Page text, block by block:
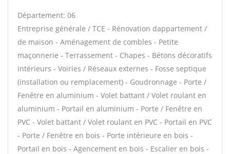
Département: 06
Entreprise générale / TCE - Rénovation dappartement /
de maison - Aménagement de combles - Petite
maçonnerie - Terrassement - Chapes - Bétons décoratifs
intérieurs - Voiries / Réseaux externes - Fosse septique
(installation ou remplacement) - Goudronnage - Porte /
Fenêtre en aluminium - Volet battant / Volet roulant en
aluminium - Portail en aluminium - Porte / Fenêtre en
PVC - Volet battant / Volet roulant en PVC - Portail en PVC
- Porte / Fenêtre en bois - Porte intérieure en bois -
Portail en bois - Agencement en bois - Escalier en bois -